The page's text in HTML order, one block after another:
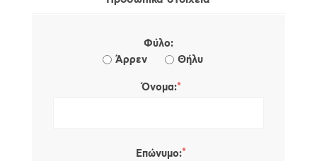
Φύλο:
Άρρεν
Θήλυ
Όνομα:*
Επώνυμο:*